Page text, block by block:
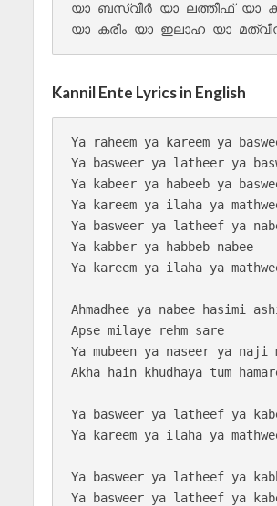
യാ ബസ്വീർ യാ ലത്തീഫ് യാ
Kannil Ente Lyrics in English
Ya raheem ya kareem ya
Ya basweer ya latheer ya
Ya kabeer ya habeeb ya
Ya kareem ya ilaha ya
Ya basweer ya latheef ya
Ya kabber ya habbeb nabee
Ya kareem ya ilaha ya
Ahmadhee ya nabee hasimi
Apse milaye rehm sare
Ya mubeen ya naseer ya naji
Akha hain khudhaya tum
Ya basweer ya latheef ya
Ya kareem ya ilaha ya
Ya basweer ya latheef ya
Ya basweer ya latheef ya